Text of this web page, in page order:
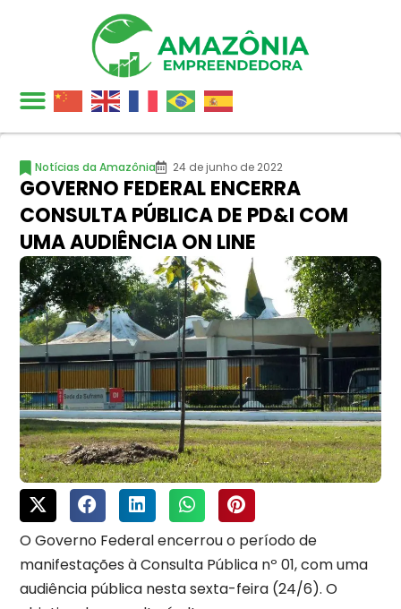
Notícias da Amazônia 24 de junho de 2022
GOVERNO FEDERAL ENCERRA
CONSULTA PÚBLICA DE PD&I COM
UMA AUDIÊNCIA ON LINE
O Governo Federal encerrou o período de
manifestações à Consulta Pública nº 01, com uma
audiência pública nesta sexta-feira (24/6). O